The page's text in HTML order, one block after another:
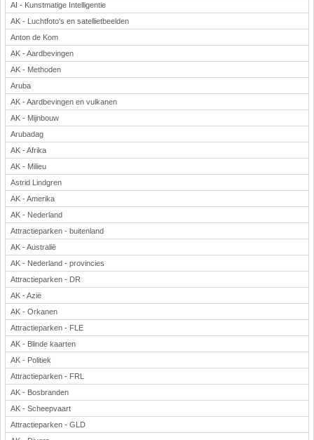
AI - Kunstmatige Intelligentie
AK - Luchtfoto's en satellietbeelden
Anton de Kom
AK - Aardbevingen
AK - Methoden
Aruba
AK - Aardbevingen en vulkanen
AK - Mijnbouw
Arubadag
AK - Afrika
AK - Milieu
Astrid Lindgren
AK - Amerika
AK - Nederland
Attractieparken - buitenland
AK - Australië
AK - Nederland - provincies
Attractieparken - DR
AK - Azië
AK - Orkanen
Attractieparken - FLE
AK - Blinde kaarten
AK - Politiek
Attractieparken - FRL
AK - Bosbranden
AK - Scheepvaart
Attractieparken - GLD